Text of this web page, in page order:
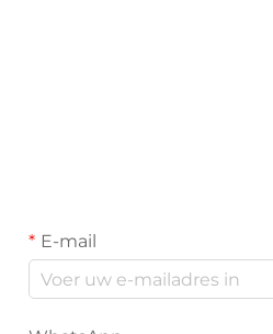
E-mail